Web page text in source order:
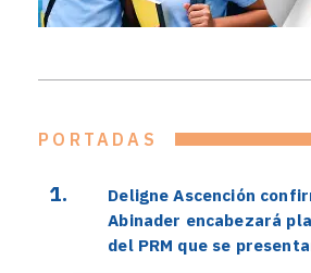
PORTADAS
Deligne Ascención
Abinader encabezará
del PRM que se